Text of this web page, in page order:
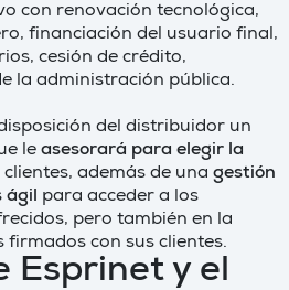
con renovación tecnológica,
financiación del usuario final,
cesión de crédito,
la administración pública.
del distribuidor un
le asesorará para elegir la
además de una gestión
ágil para acceder a los
pero también en la
con sus clientes.
Esprinet y el